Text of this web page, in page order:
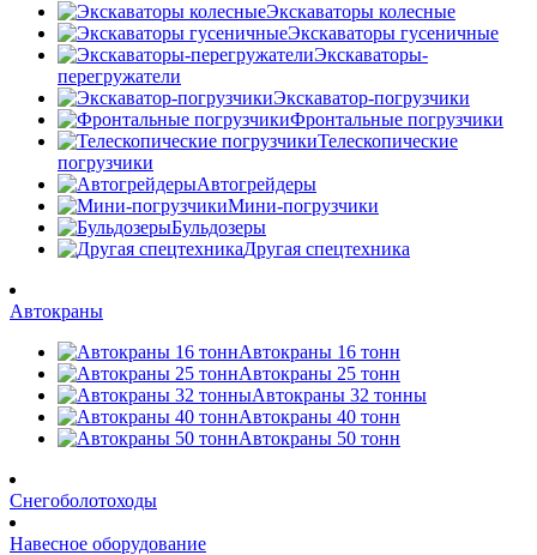
Экскаваторы колесные
Экскаваторы гусеничные
Экскаваторы-
перегружатели
Экскаватор-погрузчики
Фронтальные погрузчики
Телескопические
погрузчики
Автогрейдеры
Мини-погрузчики
Бульдозеры
Другая спецтехника
Автокраны
Автокраны 16 тонн
Автокраны 25 тонн
Автокраны 32 тонны
Автокраны 40 тонн
Автокраны 50 тонн
Снегоболотоходы
Навесное оборудование